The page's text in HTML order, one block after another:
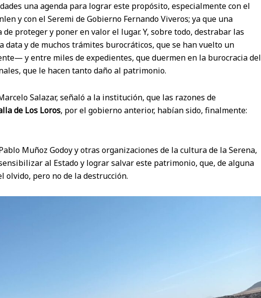
una agenda para lograr este propósito, especialmente con el
y con el Seremi de Gobierno Fernando Viveros; ya que una
proteger y poner en valor el lugar. Y, sobre todo, destrabar las
data y de muchos trámites burocráticos, que se han vuelto un
y entre miles de expedientes, que duermen en la burocracia del
que le hacen tanto daño al patrimonio.
Salazar, señaló a la institución, que las razones de
de Los Loros, por el gobierno anterior, habían sido, finalmente:
Muñoz Godoy y otras organizaciones de la cultura de la Serena,
al Estado y lograr salvar este patrimonio, que, de alguna
olvido, pero no de la destrucción.